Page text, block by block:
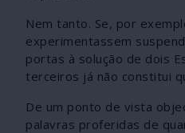
Nem tanto. Se, por
experimentassem
portas à solução de dois
terceiros já não constitui
De um ponto de vista
palavras proferidas de